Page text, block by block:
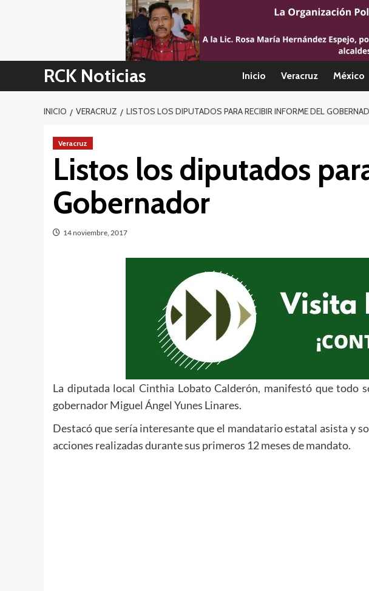
RCK Noticias Inicio Veracruz México
INICIO VERACRUZ LISTOS LOS DIPUTADOS PARA RECIBIR INFORME DEL
Veracruz
Listos los diputados
Gobernador
14 noviembre, 2017
La diputada local Cinthia Lobato Calderón, manifestó que todo
gobernador Miguel Ángel Yunes Linares.
Destacó que sería interesante que el mandatario estatal asista y
acciones realizadas durante sus primeros 12 meses de mandato.